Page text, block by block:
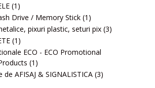
(1)
Drive / Memory Stick (1)
pixuri plastic, seturi pix (3)
(1)
ECO - ECO Promotional
(1)
de AFISAJ & SIGNALISTICA (3)